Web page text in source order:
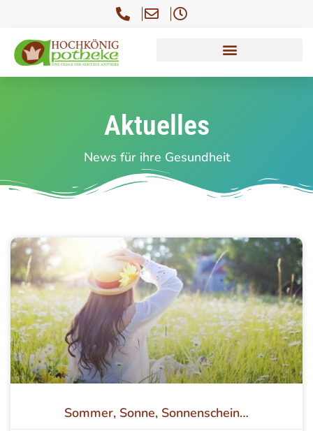
Aktuelles
News für ihre Gesundheit
Sommer, Sonne, Sonnenschein…